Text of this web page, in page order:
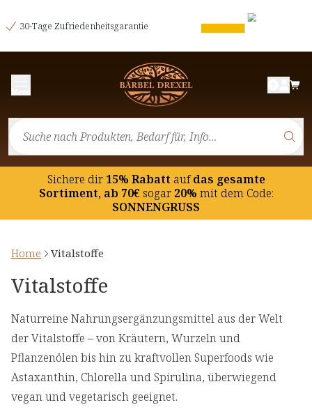
30-Tage Zufriedenheitsgarantie
Sichere dir15% Rabatt aufdas gesamte
Sortiment, ab 70€ sogar20% mit dem Code:
SONNENGRUSS
Home Vitalstoffe
Vitalstoffe
Naturreine Nahrungsergänzungsmittel aus der Welt
der Vitalstoffe – von Kräutern, Wurzeln und
Pflanzenölen bis hin zu kraftvollen Superfoods wie
Astaxanthin, Chlorella und Spirulina, überwiegend
vegan und vegetarisch geeignet.